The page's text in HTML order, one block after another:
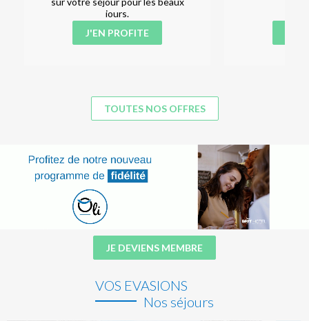
jours.
J'EN PROFITE
TOUTES NOS OFFRES
JE DEVIENS MEMBRE
VOS EVASIONS
Nos séjours